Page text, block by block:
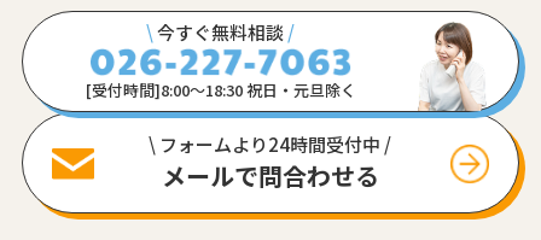
\今すぐ無料相談 /
[受付時間]8:00〜18:30 祝日・元旦除く
\ フォームより24時間受付中 /
メールで問合わせる